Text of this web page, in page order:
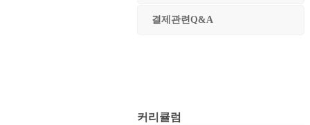
결제관련Q&A
커리큘럼